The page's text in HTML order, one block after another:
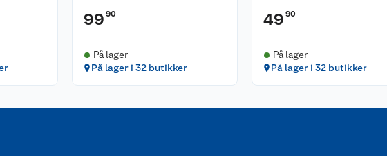
99 90
På lager
På lager i 32 butikker
49 90
På lager
På lager i 32 butikker